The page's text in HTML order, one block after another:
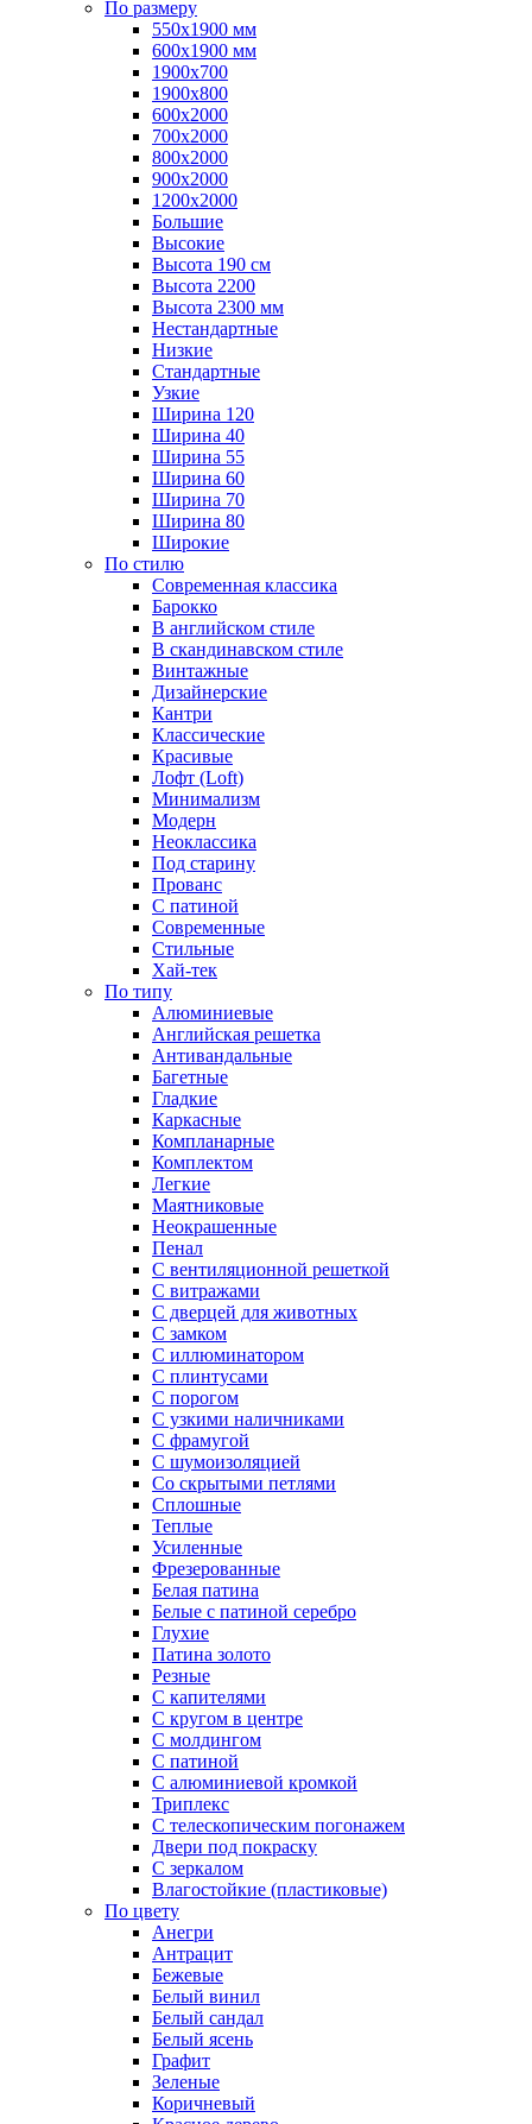
По размеру
550x1900 мм
600x1900 мм
1900х700
1900х800
600x2000
700x2000
800x2000
900x2000
1200х2000
Большие
Высокие
Высота 190 см
Высота 2200
Высота 2300 мм
Нестандартные
Низкие
Стандартные
Узкие
Ширина 120
Ширина 40
Ширина 55
Ширина 60
Ширина 70
Ширина 80
Широкие
По стилю
Cовременная классика
Барокко
В английском стиле
В скандинавском стиле
Винтажные
Дизайнерские
Кантри
Классические
Красивые
Лофт (Loft)
Минимализм
Модерн
Неоклассика
Под старину
Прованс
С патиной
Современные
Стильные
Хай-тек
По типу
Алюминиевые
Английская решетка
Антивандальные
Багетные
Гладкие
Каркасные
Компланарные
Комплектом
Легкие
Маятниковые
Неокрашенные
Пенал
С вентиляционной решеткой
С витражами
С дверцей для животных
С замком
С иллюминатором
С плинтусами
С порогом
С узкими наличниками
С фрамугой
С шумоизоляцией
Со скрытыми петлями
Сплошные
Теплые
Усиленные
Фрезерованные
Белая патина
Белые с патиной серебро
Глухие
Патина золото
Резные
С капителями
С кругом в центре
С молдингом
С патиной
С алюминиевой кромкой
Триплекс
С телескопическим погонажем
Двери под покраску
С зеркалом
Влагостойкие (пластиковые)
По цвету
Анегри
Антрацит
Бежевые
Белый винил
Белый сандал
Белый ясень
Графит
Зеленые
Коричневый